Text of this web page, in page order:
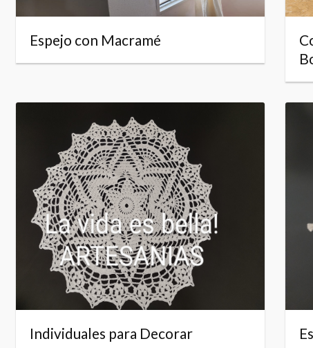
Espejo con Macramé
Individuales para Decorar